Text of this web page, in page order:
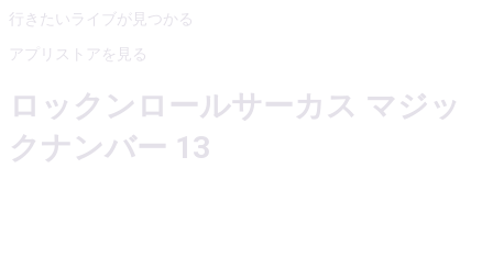
行きたいライブが見つかる
アプリストアを見る
ロックンロールサーカス マジッ
クナンバー 13